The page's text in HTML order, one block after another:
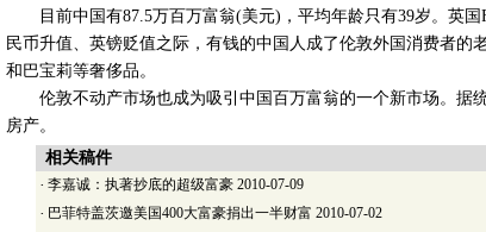
目前中国有87.5万百万富翁(美元)，平均年龄只有39岁。英国
民币升值、英镑贬值之际，有钱的中国人成了伦敦外国消费者的
和巴宝莉等奢侈品。
伦敦不动产市场也成为吸引中国百万富翁的一个新市场。据
房产。
相关稿件
· 李嘉诚：执著抄底的超级富豪 2010-07-09
· 巴菲特盖茨邀美国400大富豪捐出一半财富 2010-07-02